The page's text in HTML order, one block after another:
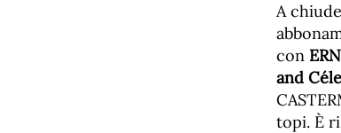
A
con
and
topi. È